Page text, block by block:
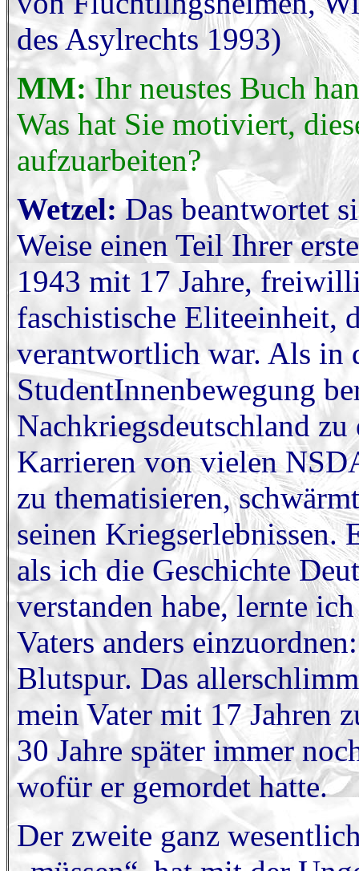
des Asylrechts 1993)
MM:Ihr neustes Buch
Was hat Sie motiviert,
aufzuarbeiten?
Wetzel:Das beantwortet
Weise einen Teil Ihrer
1943 mit 17 Jahre,
faschistische Eliteeinheit,
verantwortlich war. Als in
StudentInnenbewegung
Nachkriegsdeutschland
Karrieren von vielen
zu thematisieren,
seinen Kriegserlebnissen.
als ich die Geschichte
verstanden habe, lernte
Vaters anders
Blutspur. Das
mein Vater mit 17 Jahren
30 Jahre später immer
wofür er gemordet hatte.
Der zweite ganz